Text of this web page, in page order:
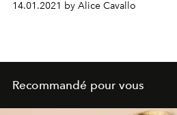
14.01.2021 by Alice Cavallo
Recommandé pour vous